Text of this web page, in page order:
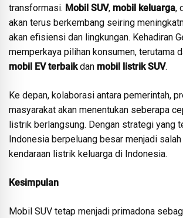
transformasi. Mobil SUV, mobil keluarga,
akan terus berkembang seiring
akan efisiensi dan lingkungan. Kehadiran
memperkaya pilihan konsumen, terutama
mobil EV terbaikdan mobil listrik SUV.
Ke depan, kolaborasi antara pemerintah,
masyarakat akan menentukan seberapa
listrik berlangsung. Dengan strategi yang
Indonesia berpeluang besar menjadi
kendaraan listrik keluarga di Indonesia.
Kesimpulan
Mobil SUV tetap menjadi primadona